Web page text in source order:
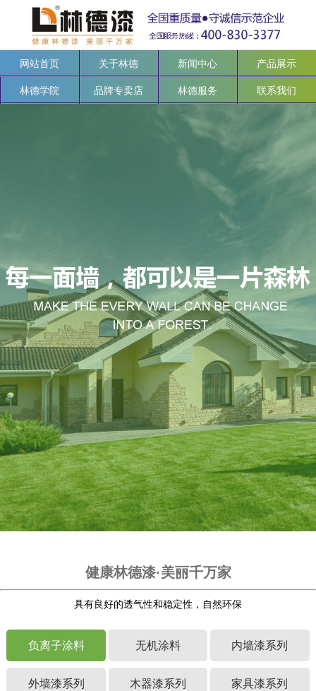
网站首页 关于林德 新闻中心 产品展示
林德学院 品牌专卖店 林德服务 联系我们
健康林德漆·美丽千万家
具有良好的透气性和稳定性，自然环保
负离子涂料 无机涂料 内墙漆系列
外墙漆系列 木器漆系列 家具漆系列